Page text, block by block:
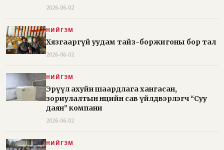
2026-06-02
НИЙГЭМ
Хязгааргүй уудам тайз-боржигоны бор тал
2026-06-02
НИЙГЭМ
Эрүүл ахуйн шаардлага хангасан,
зориулалтын нөөцийн сав үйлдвэрлэгч “Суу
даян” компани
2026-06-02
НИЙГЭМ